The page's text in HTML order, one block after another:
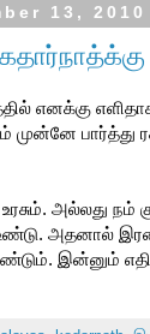
13, 2010
எனக்கு
முன்னே பார்த்து
அல்லது
அதனால்
இன்னும்